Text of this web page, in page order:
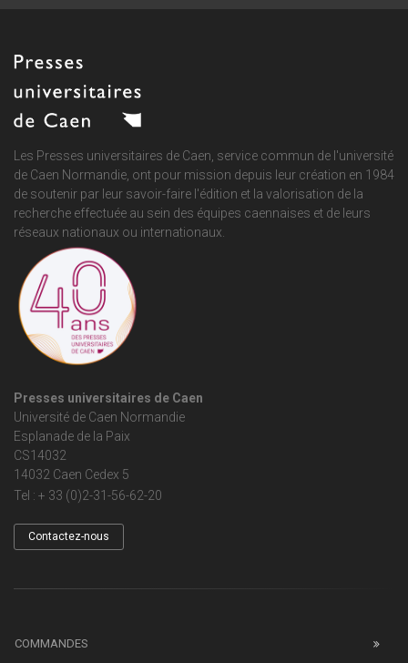
Les Presses universitaires de Caen, service commun de l'université
de Caen Normandie , ont pour mission depuis leur création en 1984
de soutenir par leur savoir-faire l'édition et la valorisation de la
recherche effectuée au sein des équipes caennaises et de leurs
réseaux nationaux ou internationaux.
Presses universitaires de Caen
Université de Caen Normandie
Esplanade de la Paix
CS14032
14032 Caen Cedex 5
Tel : + 33 (0)2-31-56-62-20
Contactez-nous
COMMANDES